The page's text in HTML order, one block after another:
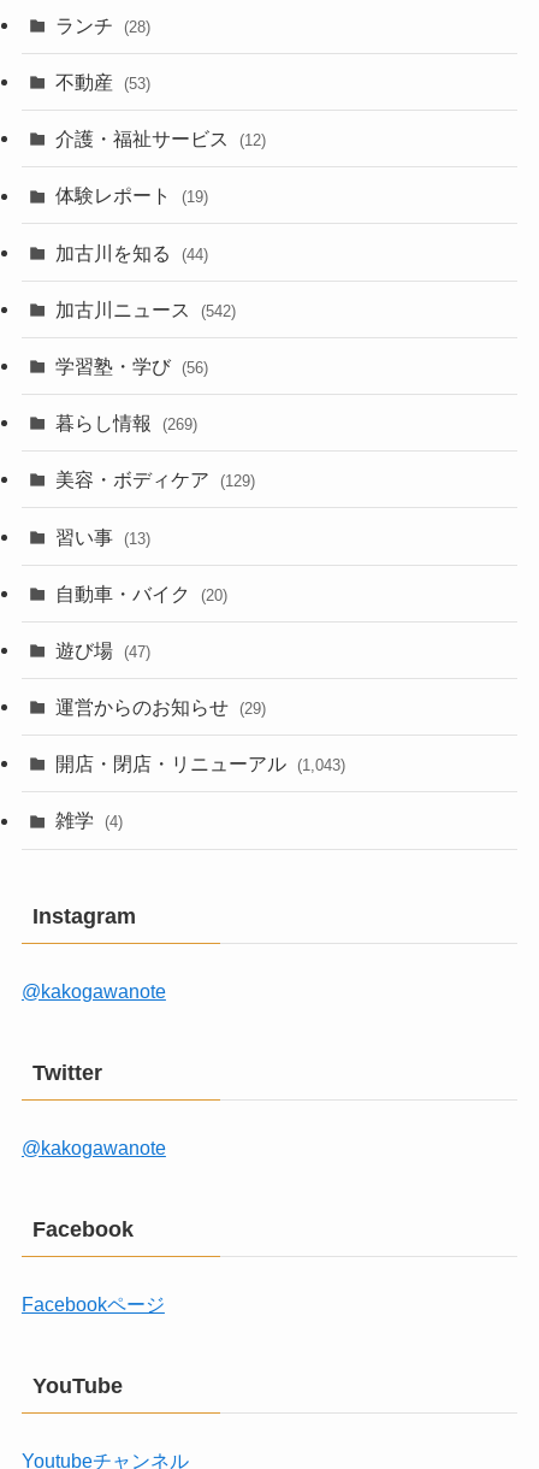
ランチ (28)
不動産 (53)
介護・福祉サービス (12)
体験レポート (19)
加古川を知る (44)
加古川ニュース (542)
学習塾・学び (56)
暮らし情報 (269)
美容・ボディケア (129)
習い事 (13)
自動車・バイク (20)
遊び場 (47)
運営からのお知らせ (29)
開店・閉店・リニューアル (1,043)
雑学 (4)
Instagram
@kakogawanote
Twitter
@kakogawanote
Facebook
Facebookページ
YouTube
Youtubeチャンネル